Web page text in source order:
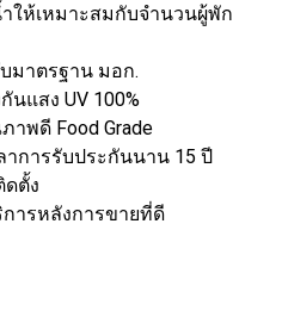
ให้เหมาะสมกับจำนวนผู้พัก
มาตรฐาน มอก.
นแสง UV 100%
พดี Food Grade
าการรับประกันนาน 15 ปี
ดตั้ง
ารหลังการขายที่ดี